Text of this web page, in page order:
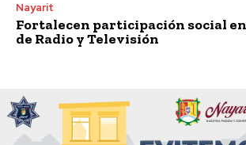
Nayarit
Fortalecen participación social
de Radio y Televisión